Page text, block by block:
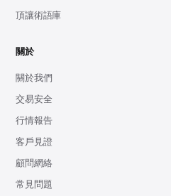
頂讓術語庫
關於
關於我們
交易安全
行情報告
客戶見證
顧問網絡
常見問題